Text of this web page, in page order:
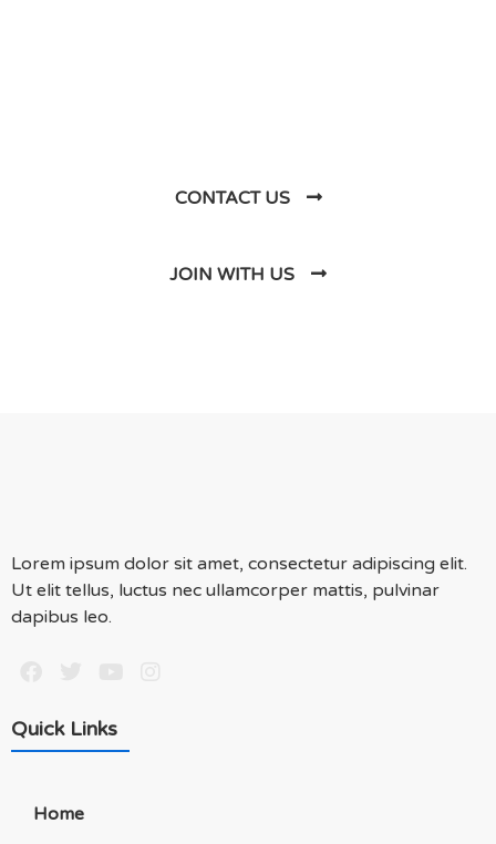
CONTACT US
JOIN WITH US
Lorem ipsum dolor sit amet, consectetur adipiscing elit.
Ut elit tellus, luctus nec ullamcorper mattis, pulvinar
dapibus leo.
Quick Links
Home